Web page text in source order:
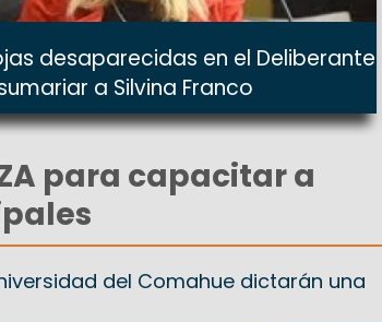
desaparecidas en el Deliberante
a Silvina Franco
para capacitar a
del Comahue dictarán una